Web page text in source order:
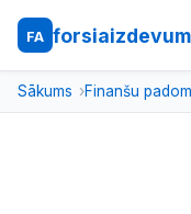
FA
Sākums Finanšu